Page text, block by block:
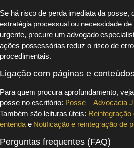
Se há risco de perda imediata da posse,
estratégia processual ou necessidade de
urgente, procure um advogado
ações possessórias reduz o risco de
procedimentais.
Ligação com páginas e
Para quem procura aprofundamento,
posse no escritório: Posse – Advocacia
Também são leituras úteis: Reintegração
entenda e Notificação e reintegração de
Perguntas frequentes (FAQ)